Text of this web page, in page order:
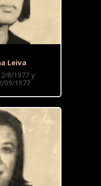
Leiva
8/1977 y
09/1977